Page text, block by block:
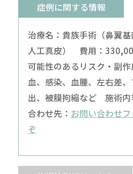
症例に関する情報
治療名：貴族手術（鼻翼基
人工真皮） 費用：
可能性のあるリスク・副
血、感染、血腫、左右差
出、被膜拘縮など 施術内
合わせ先： お問い合わせ
ぞ